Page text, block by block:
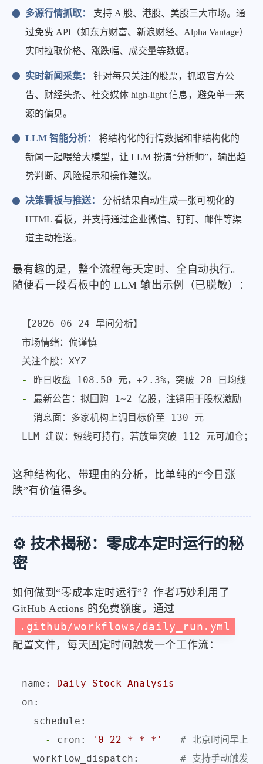
多源行情抓取：
支持 A 股、港股、美股三大市场。通
过免费 API（如东方财富、新浪财经、Alpha Vantage）
实时拉取价格、涨跌幅、成交量等数据。
实时新闻采集：
针对每只关注的股票，抓取官方公
告、财经头条、社交媒体 high-light 信息，避免单一来
源的偏见。
LLM 智能分析：
将结构化的行情数据和非结构化的
新闻一起喂给大模型，让 LLM 扮演“分析师”，输出趋
势判断、风险提示和操作建议。
决策看板与推送：
分析结果自动生成一张可视化的
HTML 看板，并支持通过企业微信、钉钉、邮件等渠
道主动推送。
最有趣的是，整个流程每天定时、全自动执行。
随便看一段看板中的 LLM 输出示例（已脱敏）：
【2026-06-24 早间分析】
市场情绪：偏谨慎
-
-
-
消息面：多家机构上调目标价至 130 元
这种结构化、带理由的分析，比单纯的“今日涨
跌”有价值得多。
⚙️ 技术揭秘：零成本定时运行的秘
密
如何做到“零成本定时运行”？作者巧妙利用了
GitHub Actions 的免费额度。通过
.github/workflows/daily_run.yml
配置文件，每天固定时间触发一个工作流：
name: Daily Stock Analysis
on:
schedule:
-
cron: '0 22 * * *'
# 北京时间早上 6
workflow_dispatch:
# 支持手动触发